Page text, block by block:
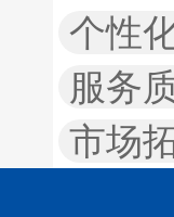
个性
服务
市场